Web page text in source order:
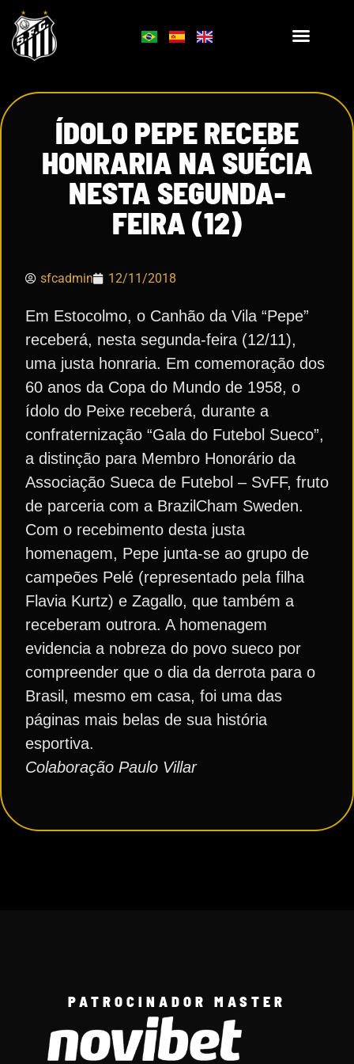
ÍDOLO PEPE RECEBE
HONRARIA NA SUÉCIA
NESTA SEGUNDA-
FEIRA (12)
sfcadmin 12/11/2018
Em Estocolmo, o Canhão da Vila “Pepe”
receberá, nesta segunda-feira (12/11),
uma justa honraria. Em comemoração dos
60 anos da Copa do Mundo de 1958, o
ídolo do Peixe receberá, durante a
confraternização “Gala do Futebol Sueco”,
a distinção para Membro Honorário da
Associação Sueca de Futebol – SvFF, fruto
de parceria com a BrazilCham Sweden.
Com o recebimento desta justa
homenagem, Pepe junta-se ao grupo de
campeões Pelé (representado pela filha
Flavia Kurtz) e Zagallo, que também a
receberam outrora. A homenagem
evidencia a nobreza do povo sueco por
compreender que o dia da derrota para o
Brasil, mesmo em casa, foi uma das
páginas mais belas de sua história
esportiva.
Colaboração Paulo Villar
PATROCINADOR MASTER